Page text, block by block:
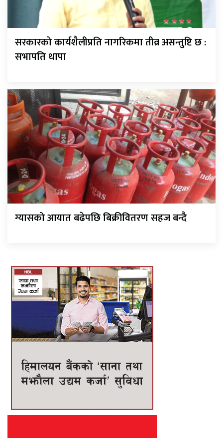
सरकारको कार्यशैलीप्रति नागरिकमा तीव्र असन्तुष्टि छ :
सभापति थापा
ग्यासको आयात बढेपछि बिक्रीवितरण सहज बन्दै